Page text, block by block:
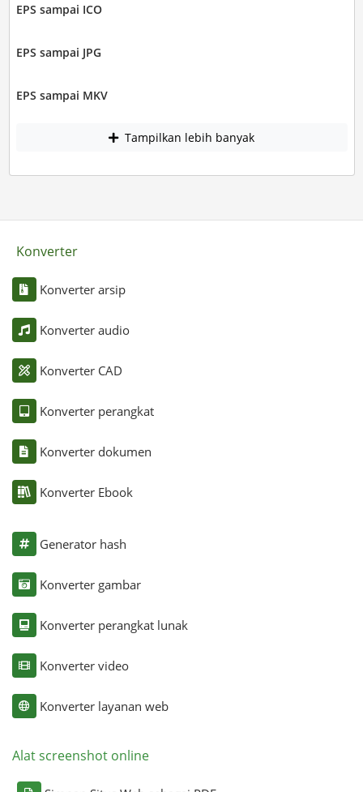
EPS sampai ICO
EPS sampai JPG
EPS sampai MKV
Tampilkan lebih banyak
Konverter
Konverter arsip
Konverter audio
Konverter CAD
Konverter perangkat
Konverter dokumen
Konverter Ebook
Generator hash
Konverter gambar
Konverter perangkat lunak
Konverter video
Konverter layanan web
Alat screenshot online